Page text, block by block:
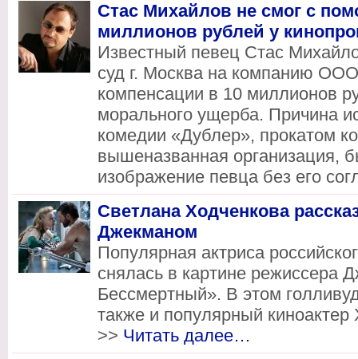
Стас Михайлов не смог с
миллионов рублей у
Известный певец Стас
суд г. Москва на компанию
компенсации в 10 миллионов
морального ущерба. Причина
комедии «Дублер», прокатом
вышеназванная организация,
изображение певца без его
Светлана Ходченкова
Джекманом
Популярная актриса
снялась в картине режиссера
Бессмертный». В этом
также и популярный
>> Читать далее…